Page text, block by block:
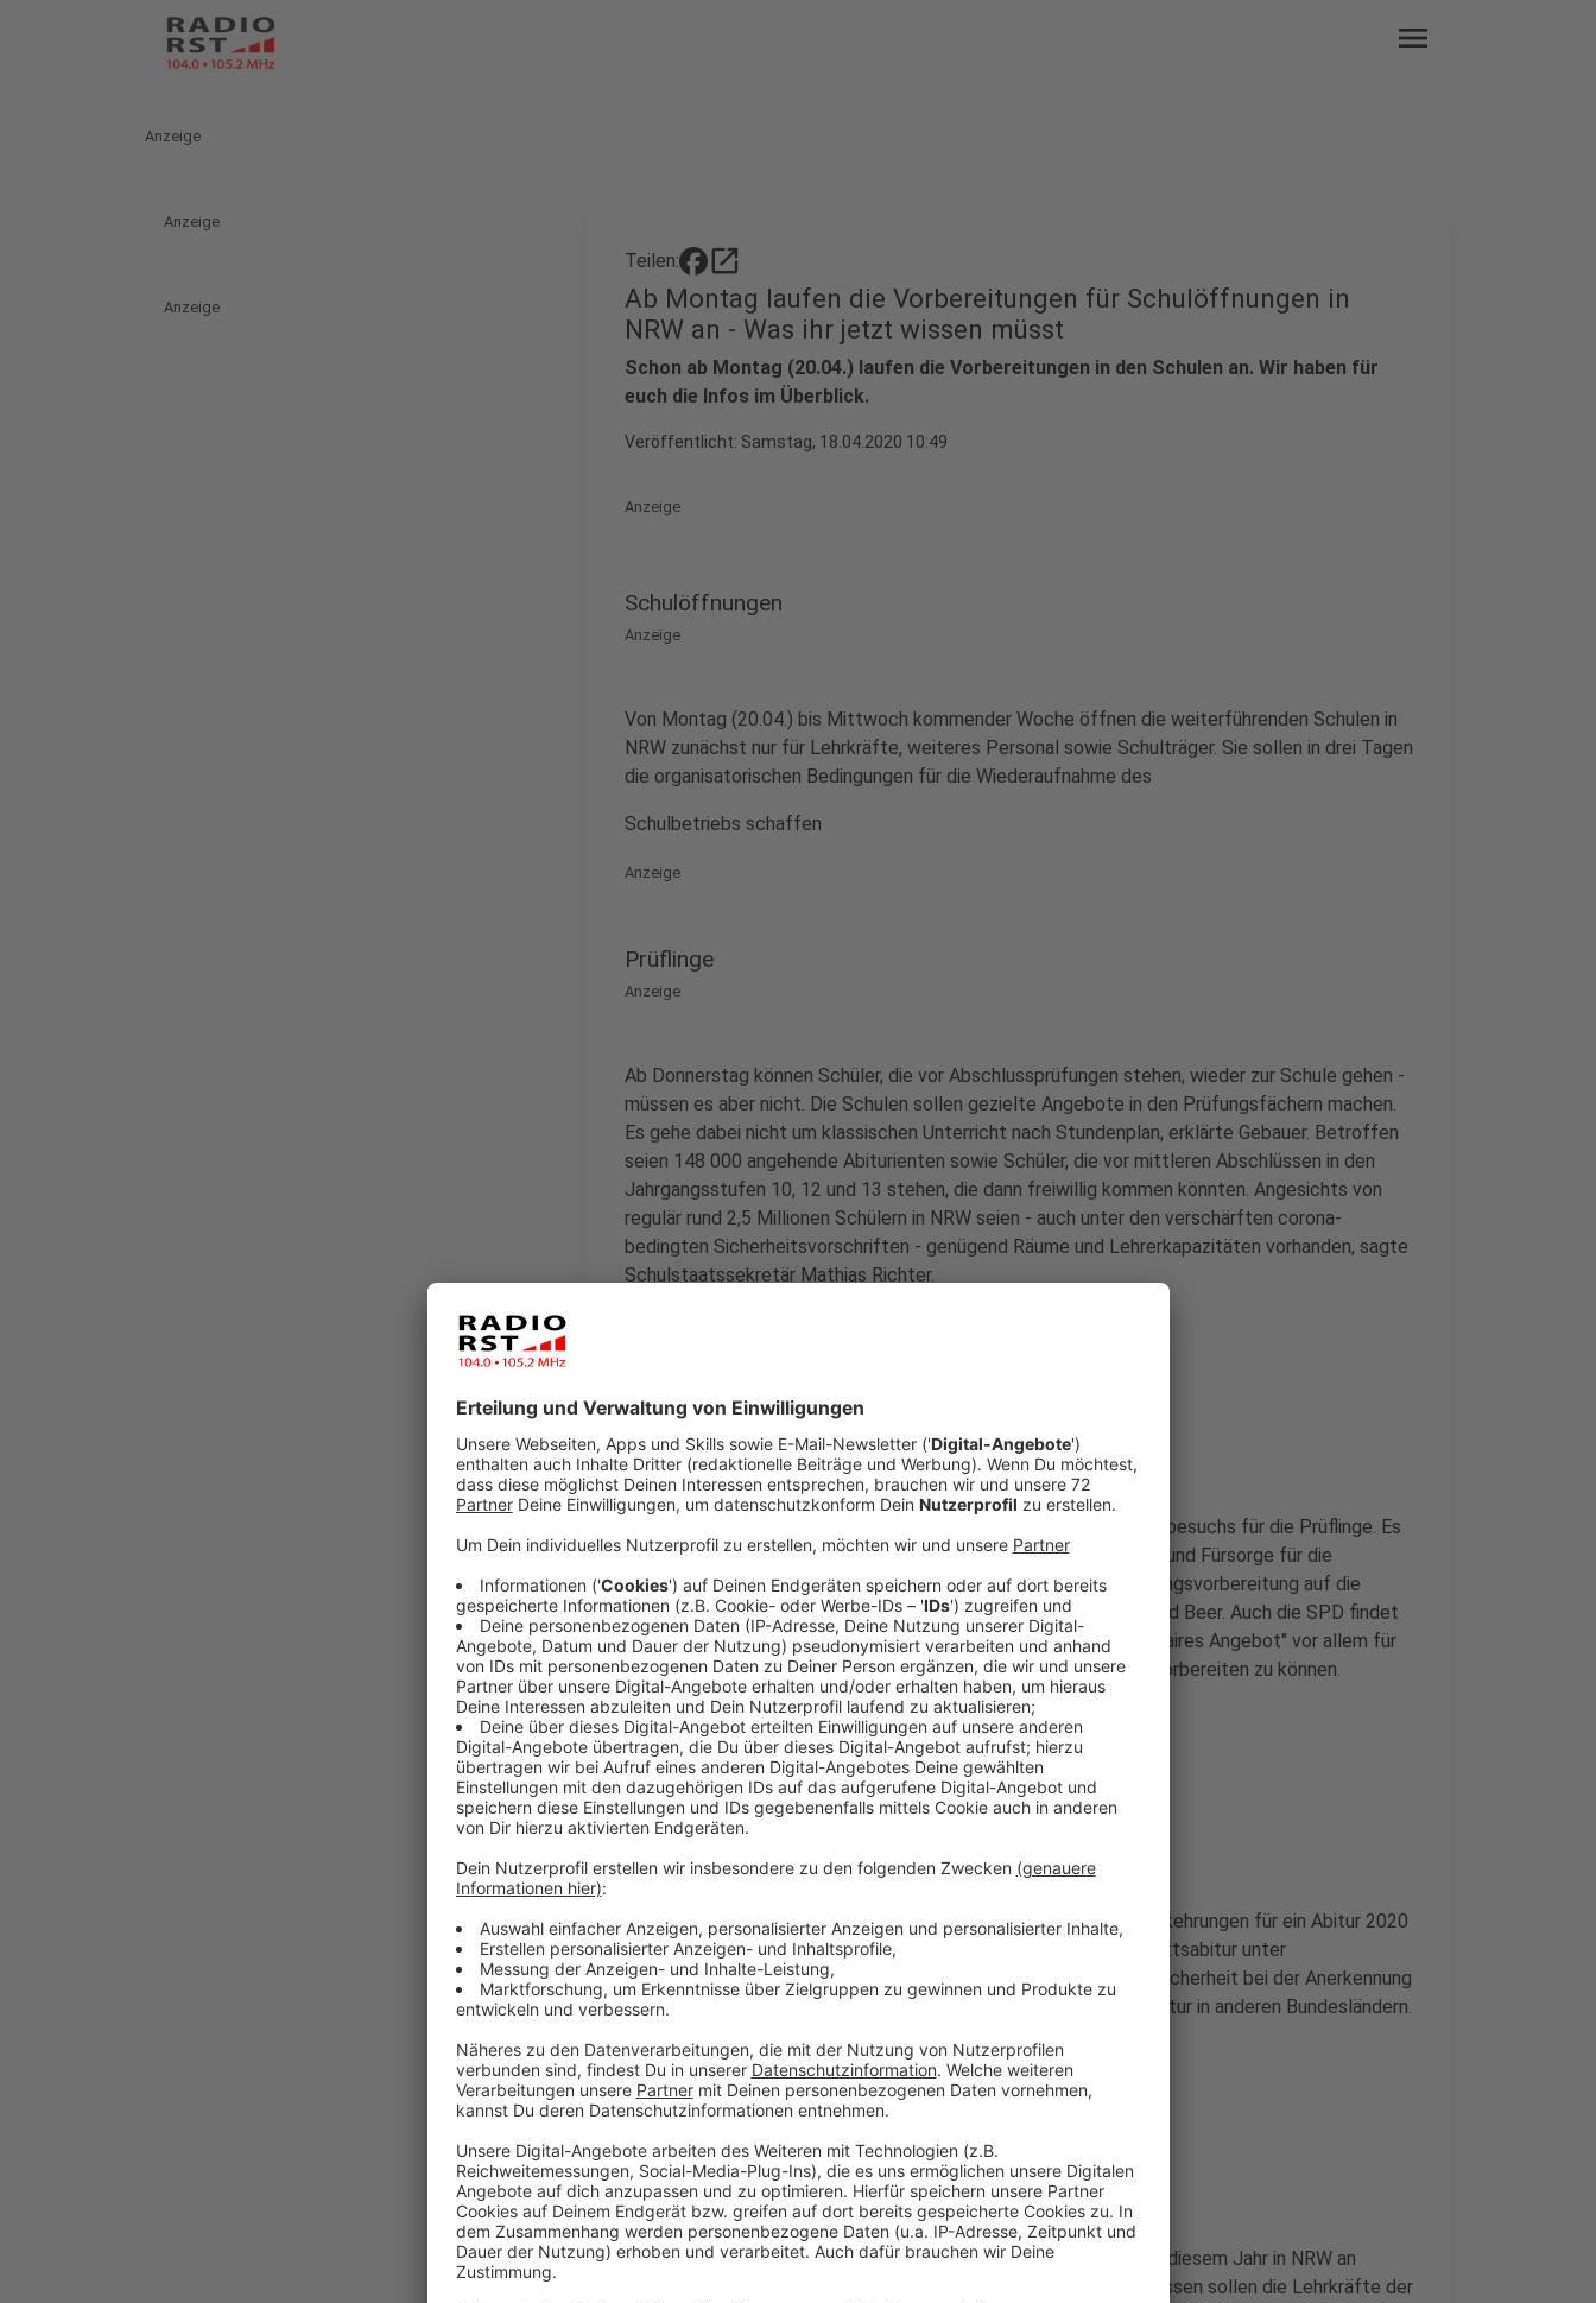
menu
Anzeige
Anzeige
Anzeige
Teilen: open_in_new
Ab Montag laufen die Vorbereitungen für Schulöffnungen in
NRW an - Was ihr jetzt wissen müsst
Schon ab Montag (20.04.) laufen die Vorbereitungen in den Schulen an. Wir haben für
euch die Infos im Überblick.
Veröffentlicht: Samstag, 18.04.2020 10:49
Anzeige
Schulöffnungen
Anzeige
Von Montag (20.04.) bis Mittwoch kommender Woche öffnen die weiterführenden Schulen in
NRW zunächst nur für Lehrkräfte, weiteres Personal sowie Schulträger. Sie sollen in drei Tagen
die organisatorischen Bedingungen für die Wiederaufnahme des
Schulbetriebs schaffen
Anzeige
Prüflinge
Anzeige
Ab Donnerstag können Schüler, die vor Abschlussprüfungen stehen, wieder zur Schule gehen -
müssen es aber nicht. Die Schulen sollen gezielte Angebote in den Prüfungsfächern machen.
Es gehe dabei nicht um klassischen Unterricht nach Stundenplan, erklärte Gebauer. Betroffen
seien 148 000 angehende Abiturienten sowie Schüler, die vor mittleren Abschlüssen in den
Jahrgangsstufen 10, 12 und 13 stehen, die dann freiwillig kommen könnten. Angesichts von
regulär rund 2,5 Millionen Schülern in NRW seien - auch unter den verschärften corona-
bedingten Sicherheitsvorschriften - genügend Räume und Lehrerkapazitäten vorhanden, sagte
Schulstaatssekretär Mathias Richter.
Freiwilligkeit
Anzeige
Die oppositionellen Grünen kritisierten die Freiwilligkeit des Schulbesuchs für die Prüflinge. Es
sei "verantwortungslos", die Abwägung zwischen Infektionsrisiko und Fürsorge für die
Gesundheit der eigenen Familie sowie einer angemessenen Prüfungsvorbereitung auf die
Schüler abzuwälzen, sagte die Bildungsexpertin der Fraktion, Sigrid Beer. Auch die SPD findet
das Konzept "nicht schlüssig". Gebauer sieht darin hingegen ein "faires Angebot" vor allem für
Schüler, die aus schwierigen Situationen kämen, um sich besser vorbereiten zu können.
Anzeige
Abi ohne Prüfung
Anzeige
"Für den absoluten Notfall" werde NRW auch schulrechtliche Vorkehrungen für ein Abitur 2020
ohne Abschlussprüfungen treffen, sagte Gebauer. Ein Durchschnittsabitur unter
Berücksichtigung der Vornoten liefere aber keine vergleichbare Sicherheit bei der Anerkennung
und verschaffe Nachteile gegenüber einem regulär erreichten Abitur in anderen Bundesländern.
Anzeige
Klasse 10
Anzeige
Auf die zentrale Prüfung nach der zehnten Klasse (ZP 10) wird in diesem Jahr in NRW an
Haupt-, Real-, Sekundar- und Gesamtschulen verzichtet. Stattdessen sollen die Lehrkräfte der